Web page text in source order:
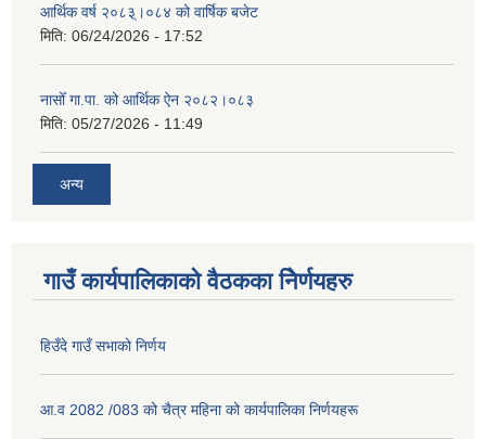
आर्थिक वर्ष २०८३्।०८४ को वार्षिक बजेट
मिति: 06/24/2026 - 17:52
नासोँ गा.पा. को आर्थिक ऐन २०८२।०८३
मिति: 05/27/2026 - 11:49
अन्य
गाउँ कार्यपालिकाको वैठकका निेर्णयहरु
हिउँदे गाउँ सभाको निर्णय
आ.व 2082 /083 को चैत्र महिना को कार्यपालिका निर्णयहरू